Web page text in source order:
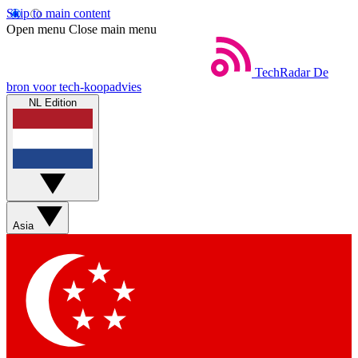
Skip to main content
Open menu Close main menu
TechRadar De
bron voor tech-koopadvies
NL Edition
Asia